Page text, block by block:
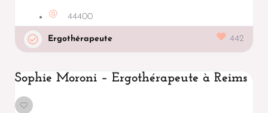
44400
Ergothérapeute 442
Sophie Moroni – Ergothérapeute à Reims